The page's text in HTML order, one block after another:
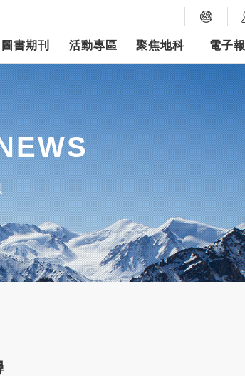
圖書期刊 活動專區 聚焦地科 電子報